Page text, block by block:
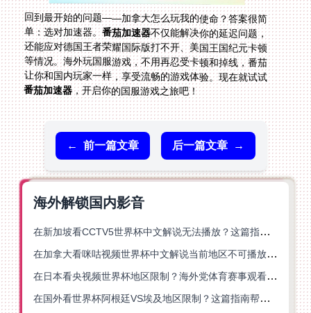
回到最开始的问题——加拿大怎么玩我的使命？答案很简
单：选对加速器。番茄加速器不仅能解决你的延迟问题，
还能应对德国王者荣耀国际版打不开、美国王国纪元卡顿
等情况。海外玩国服游戏，不用再忍受卡顿和掉线，番茄
让你和国内玩家一样，享受流畅的游戏体验。现在就试试
番茄加速器，开启你的国服游戏之旅吧！
← 前一篇文章 后一篇文章 →
海外解锁国内影音
在新加坡看CCTV5世界杯中文解说无法播放？这篇指南帮你解锁海外体育直播自由
在加拿大看咪咕视频世界杯中文解说当前地区不可播放？这篇指南帮你一键解决
在日本看央视频世界杯地区限制？海外党体育赛事观看终极指南
在国外看世界杯阿根廷VS埃及地区限制？这篇指南帮你搞定中文直播+解说